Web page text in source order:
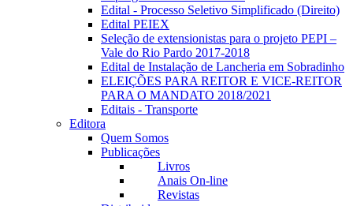
Edital - Processo Seletivo Simplificado (Direito)
Edital PEIEX
Seleção de extensionistas para o projeto PEPI –
Vale do Rio Pardo 2017-2018
Edital de Instalação de Lancheria em Sobradinho
ELEIÇÕES PARA REITOR E VICE-REITOR
PARA O MANDATO 2018/2021
Editais - Transporte
Editora
Quem Somos
Publicações
Livros
Anais On-line
Revistas